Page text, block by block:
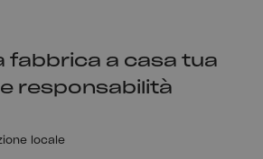
fabbrica a casa tua
responsabilità
locale